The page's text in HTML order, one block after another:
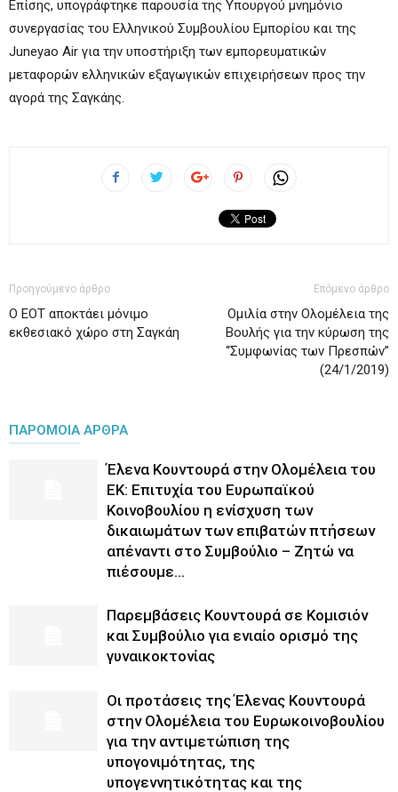
Επίσης, υπογράφτηκε παρουσία της Υπουργού μνημόνιο
συνεργασίας του Ελληνικού Συμβουλίου Εμπορίου και της
Juneyao Air για την υποστήριξη των εμπορευματικών
μεταφορών ελληνικών εξαγωγικών επιχειρήσεων προς την
αγορά της Σαγκάης.
Προηγούμενο άρθρο
Ο ΕΟΤ αποκτάει μόνιμο
εκθεσιακό χώρο στη Σαγκάη
Επόμενο άρθρο
Ομιλία στην Ολομέλεια της
Βουλής για την κύρωση της
“Συμφωνίας των Πρεσπών”
(24/1/2019)
ΠΑΡΟΜΟΙΑ ΑΡΘΡΑ
Έλενα Κουντουρά στην Ολομέλεια του
ΕΚ: Επιτυχία του Ευρωπαϊκού
Κοινοβουλίου η ενίσχυση των
δικαιωμάτων των επιβατών πτήσεων
απέναντι στο Συμβούλιο – Ζητώ να
πιέσουμε...
Παρεμβάσεις Κουντουρά σε Κομισιόν
και Συμβούλιο για ενιαίο ορισμό της
γυναικοκτονίας
Οι προτάσεις της Έλενας Κουντουρά
στην Ολομέλεια του Ευρωκοινοβουλίου
για την αντιμετώπιση της
υπογονιμότητας, της
υπογεννητικότητας και της